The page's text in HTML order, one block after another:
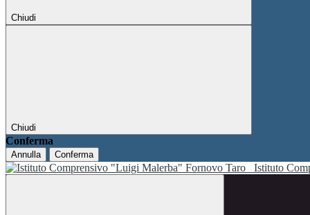
Chiudi
Chiudi
Conferma
Annulla Conferma
Istituto